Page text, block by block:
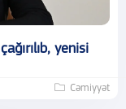
yenisi
Cəmiyyət